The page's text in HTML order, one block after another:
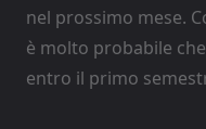
nel prossimo mese.
è molto probabile
entro il primo